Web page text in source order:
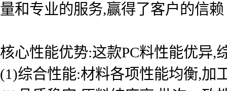
量和专业的服务,赢得了客户的信赖
核心性能优势:这款PC料性能优异,
(1)综合性能:材料各项性能均衡,加